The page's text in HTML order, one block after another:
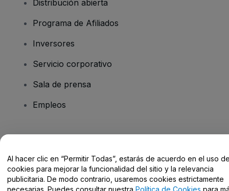
Distribución abierta
Programa de Afiliados
Inversores
Servicio corporativo
Sala de prensa
Empleos
Centro de Ayuda / Contacto
Al hacer clic en “Permitir Todas”, estarás de acuerdo en el uso
cookies para mejorar la funcionalidad del sitio y la relevancia
publicitaria. De modo contrario, usaremos cookies estrictamente
necesarias. Puedes consultar nuestra Política de Cookies para